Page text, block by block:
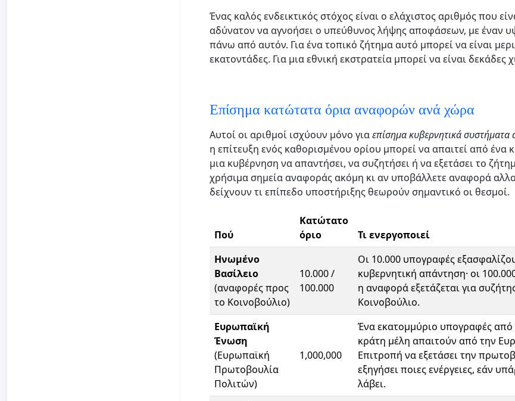
Ένας καλός ενδεικτικός στόχος είναι ο ελάχιστος αριθμός που
αδύνατον να αγνοήσει ο υπεύθυνος λήψης αποφάσεων, με έναν
πάνω από αυτόν. Για ένα τοπικό ζήτημα αυτό μπορεί να είναι
εκατοντάδες. Για μια εθνική εκστρατεία μπορεί να είναι δεκάδες
Επίσημα κατώτατα όρια αναφορών ανά χώρα
Αυτοί οι αριθμοί ισχύουν μόνο γιαεπίσημα κυβερνητικά
η επίτευξη ενός καθορισμένου ορίου μπορεί να απαιτεί από ένα
μια κυβέρνηση να απαντήσει, να συζητήσει ή να εξετάσει το
χρήσιμα σημεία αναφοράς ακόμη κι αν υποβάλλετε αναφορά
δείχνουν τι επίπεδο υποστήριξης θεωρούν σημαντικό οι θεσμοί.
Πού
Κατώτατο
όριο
Τι ενεργοποιεί
Ηνωμένο
Βασίλειο
(αναφορές προς
το Κοινοβούλιο)
10.000 /
100.000
Οι 10.000 υπογραφές
κυβερνητική απάντηση· οι
η αναφορά εξετάζεται για
Κοινοβούλιο.
Ευρωπαϊκή
Ένωση
(Ευρωπαϊκή
Πρωτοβουλία
Πολιτών)
1,000,000
Ένα εκατομμύριο υπογραφές από
κράτη μέλη απαιτούν από την
Επιτροπή να εξετάσει την
εξηγήσει ποιες ενέργειες, εάν
λάβει.